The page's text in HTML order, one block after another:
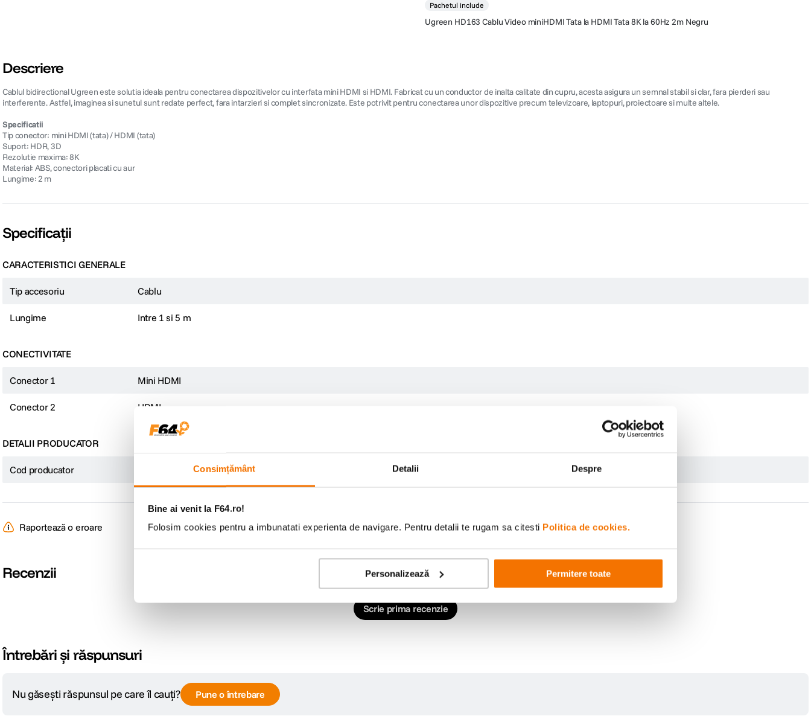
Consimțământ Detalii Despre
Bine ai venit la F64.ro!
Folosim cookies pentru a imbunatati experienta de navigare. Pentru detalii te rugam sa citesti Politica de cookies.
Personalizează Permitere toate
Pachetul include
Ugreen HD163 Cablu Video miniHDMI Tata la HDMI Tata 8K la 60Hz 2m Negru
Descriere
Cablul bidirectional Ugreen este solutia ideala pentru conectarea dispozitivelor cu interfata mini HDMI si HDMI. Fabricat cu un conductor de inalta calitate din cupru, acesta asigura un semnal stabil si clar, fara pierderi sau
interferente. Astfel, imaginea si sunetul sunt redate perfect, fara intarzieri si complet sincronizate. Este potrivit pentru conectarea unor dispozitive precum televizoare, laptopuri, proiectoare si multe altele.
Specificatii
Tip conector: mini HDMI (tata) / HDMI (tata)
Suport: HDR, 3D
Rezolutie maxima: 8K
Material: ABS, conectori placati cu aur
Lungime: 2 m
Specificații
CARACTERISTICI GENERALE
Tip accesoriu Cablu
Lungime Intre 1 si 5 m
CONECTIVITATE
Conector 1 Mini HDMI
Conector 2 HDMI
DETALII PRODUCATOR
Cod producator
Raportează o eroare
Recenzii
Scrie prima recenzie
Întrebări și răspunsuri
Nu găsești răspunsul pe care îl cauți? Pune o întrebare